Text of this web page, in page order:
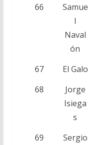
66
Samue
l
Naval
ón
67 El Galo
68
Jorge
Isiega
s
69
Sergio